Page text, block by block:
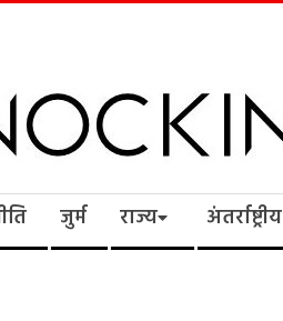
जुर्म राज्य अंतर्राष्ट्रीय